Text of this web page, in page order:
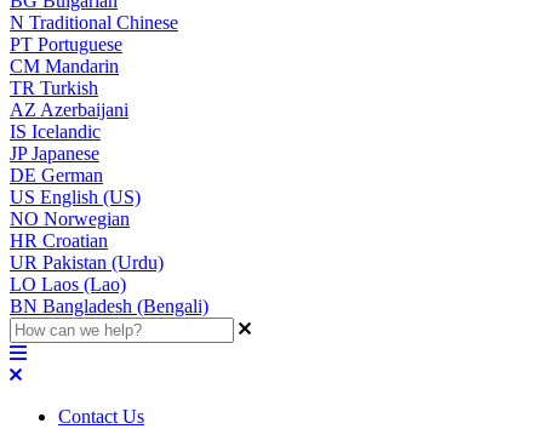
N Traditional Chinese
PT Portuguese
CM Mandarin
TR Turkish
AZ Azerbaijani
IS Icelandic
JPJapanese
DE German
US English (US)
NO Norwegian
HR Croatian
UR Pakistan (Urdu)
LO Laos (Lao)
BN Bangladesh (Bengali)
Contact Us